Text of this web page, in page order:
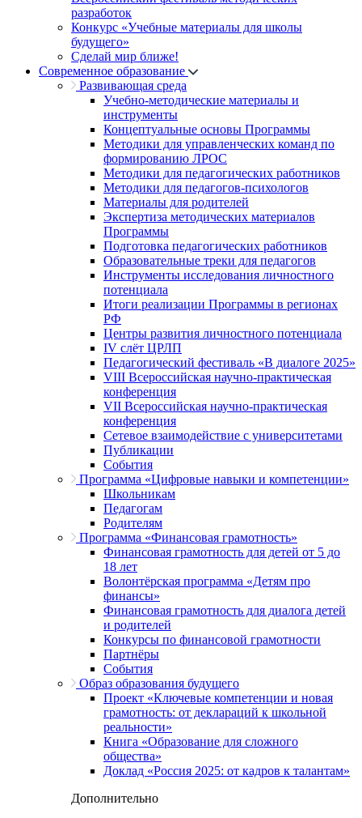
разработок
Конкурс «Учебные материалы для школы
будущего»
Сделай мир ближе!
Современное образование
Развивающая среда
Учебно-методические материалы и
инструменты
Концептуальные основы Программы
Методики для управленческих команд по
формированию ЛРОС
Методики для педагогических работников
Методики для педагогов-психологов
Материалы для родителей
Экспертиза методических материалов
Программы
Подготовка педагогических работников
Образовательные треки для педагогов
Инструменты исследования личностного
потенциала
Итоги реализации Программы в регионах
РФ
Центры развития личностного потенциала
IV слёт ЦРЛП
Педагогический фестиваль «В диалоге 2025»
VIII Всероссийская научно-практическая
конференция
VII Всероссийская научно-практическая
конференция
Сетевое взаимодействие с университетами
Публикации
События
Программа «Цифровые навыки и компетенции»
Школьникам
Педагогам
Родителям
Программа «Финансовая грамотность»
Финансовая грамотность для детей от 5 до
18 лет
Волонтёрская программа «Детям про
финансы»
Финансовая грамотность для диалога детей
и родителей
Конкурсы по финансовой грамотности
Партнёры
События
Образ образования будущего
Проект «Ключевые компетенции и новая
грамотность: от деклараций к школьной
реальности»
Книга «Образование для сложного
общества»
Доклад «Россия 2025: от кадров к талантам»
Дополнительно